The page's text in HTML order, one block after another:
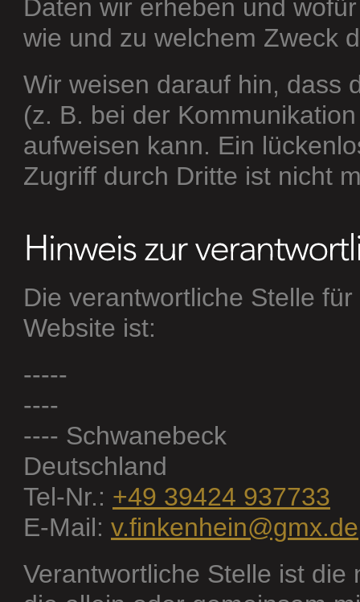
Daten wir erheben und
wie und zu welchem Zweck
Wir weisen darauf hin, dass
(z. B. bei der
aufweisen kann. Ein
Zugriff durch Dritte ist nicht
Die verantwortliche Stelle
Website ist:
-----
----
---- Schwanebeck
Deutschland
Tel-Nr.: +49 39424 937733
E-Mail: v.finkenhein@gmx.de
Verantwortliche Stelle ist